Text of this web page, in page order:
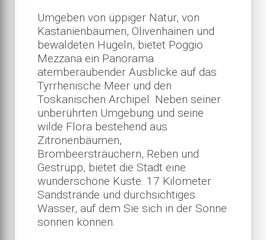
Umgeben von üppiger Natur, von
Kastanienbäumen, Olivenhainen und
bewaldeten Hügeln, bietet Poggio
Mezzana ein Panorama
atemberaubender Ausblicke auf das
Tyrrhenische Meer und den
Toskanischen Archipel. Neben seiner
unberührten Umgebung und seine
wilde Flora bestehend aus
Zitronenbäumen,
Brombeersträuchern, Reben und
Gestrüpp, bietet die Stadt eine
wunderschöne Küste. 17 Kilometer
Sandstrände und durchsichtiges
Wasser, auf dem Sie sich in der Sonne
sonnen können.